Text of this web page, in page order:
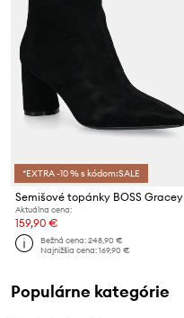
*EXTRA -10 % s kódom:SALE
Semišové topánky BOSS Gracey
Aktuálna cena:
159,90 €
Bežná cena:248,90 €
Najnižšia cena:169,90 €
Populárne kategórie